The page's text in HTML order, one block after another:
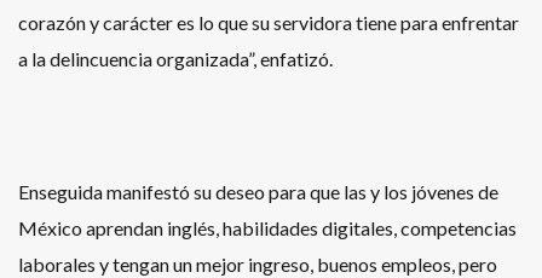
corazón y carácter es lo que su servidora tiene para enfrentar
a la delincuencia organizada”, enfatizó.
Enseguida manifestó su deseo para que las y los jóvenes de
México aprendan inglés, habilidades digitales, competencias
laborales y tengan un mejor ingreso, buenos empleos, pero